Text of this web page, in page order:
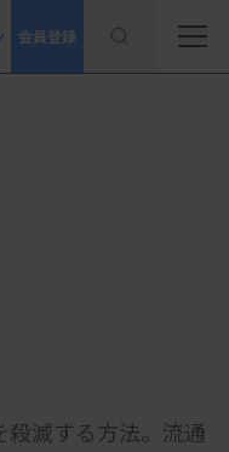
会員登録
滅する方法。流通